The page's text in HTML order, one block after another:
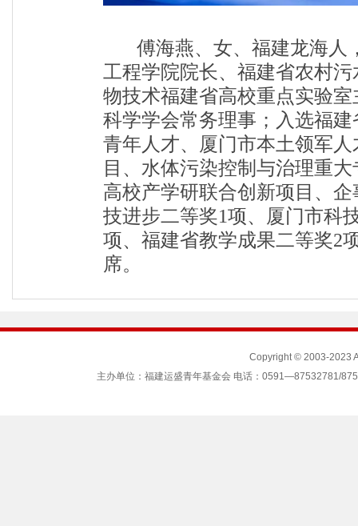
傅海燕、女、福建龙海人
工程学院院长、 福建省农村
物技术福建省高校重点实验室
科学学会常务理事 ； 入选福
青年人才、厦门市本土领军人
目、水体污染控制与治理重
高校产学研联合创新项目 、企
技进步二等奖1项、厦门市科
项、 福建省教学成果二等奖2
席。
Copyright © 2003-2023
主办单位：福建运盛青年基金会 电话：0591—87532781/